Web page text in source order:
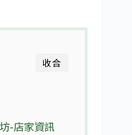
收合
-店家資訊